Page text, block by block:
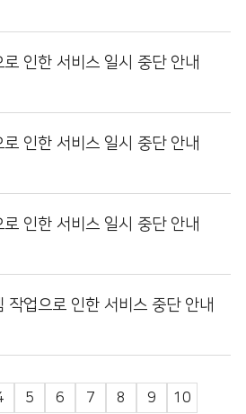
인한 서비스 일시 중단 안내
인한 서비스 일시 중단 안내
인한 서비스 일시 중단 안내
작업으로 인한 서비스 중단 안내
5 6 7 8 9 10